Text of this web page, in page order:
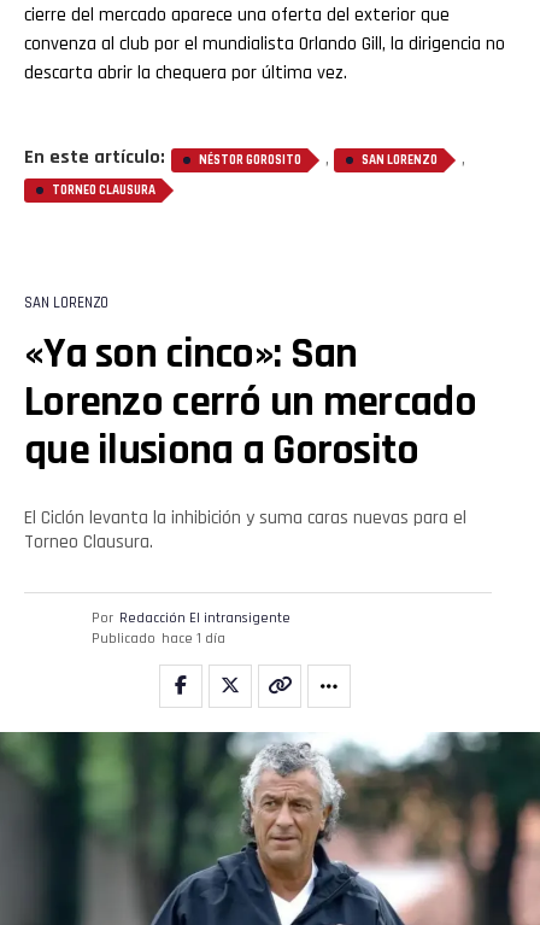
cierre del mercado aparece una oferta del exterior que
convenza al club por el mundialista Orlando Gill, la dirigencia no
descarta abrir la chequera por última vez.
En este artículo: NÉSTOR GOROSITO , SAN LORENZO ,
TORNEO CLAUSURA
SAN LORENZO
«Ya son cinco»: San
Lorenzo cerró un mercado
que ilusiona a Gorosito
El Ciclón levanta la inhibición y suma caras nuevas para el
Torneo Clausura.
Por Redacción El intransigente
Publicado hace 1 día